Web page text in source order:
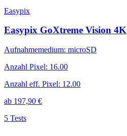
Easypix
Easypix GoXtreme Vision 4K
Aufnahmemedium: microSD
Anzahl Pixel: 16.00
Anzahl eff. Pixel: 12.00
ab 197,90 €
5 Tests